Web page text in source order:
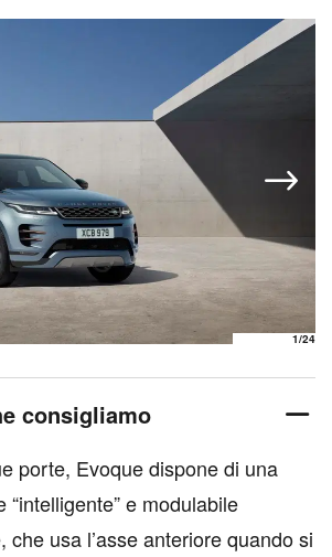
1/24
consigliamo
porte, Evoque dispone di una
“intelligente” e modulabile
che usa l’asse anteriore quando si